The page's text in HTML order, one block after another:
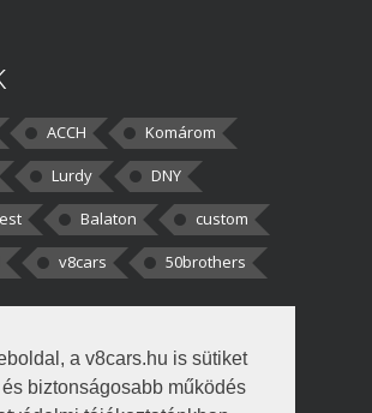
a v8cars.hu is sütiket
biztonságosabb működés
ACCH
Komárom
Lurdy
DNY
Balaton
custom
v8cars 50brothers
kortisz:Elszúrtam! Én csak két
Nem tudtam, hogy fél autót,